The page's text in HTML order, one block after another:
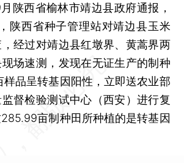
西省榆林市靖边县政府通报，
陕西省种子管理站对靖边县玉米
经过对靖边县红墩界、黄蒿界两
场速测，发现在无证生产的制种
样品呈转基因阳性，立即送农业部
督检验测试中心（西安）进行复
亩制种田所种植的是转基因